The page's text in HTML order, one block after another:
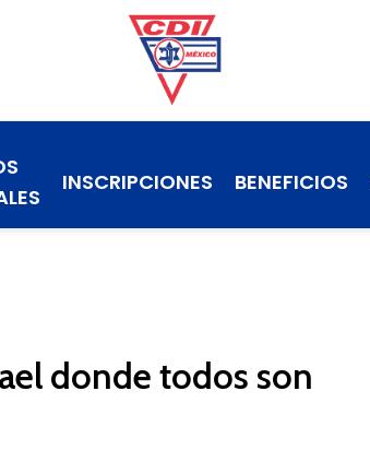
INSCRIPCIONES BENEFICIOS
donde todos son